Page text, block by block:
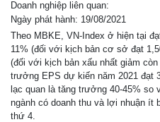
Doanh nghiệp liên quan:
Ngày phát hành: 19/08/2021
Theo MBKE, VN-Index ở hiện tại
11% (đối với kịch bản cơ sở đạt
(đối với kịch bản xấu nhất giảm
trưởng EPS dự kiến năm 2021 đạt
lạc quan là tăng trưởng 40-45%
ngành có doanh thu và lợi nhuận ít
thứ 4.